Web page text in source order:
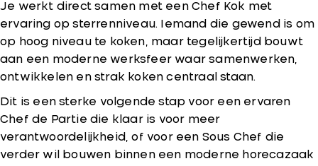
Je werkt direct samen met een Chef Kok met
ervaring op sterrenniveau. Iemand die gewend is om
op hoog niveau te koken, maar tegelijkertijd bouwt
aan een moderne werksfeer waar samenwerken,
ontwikkelen en strak koken centraal staan.
Dit is een sterke volgende stap voor een ervaren
Chef de Partie die klaar is voor meer
verantwoordelijkheid, of voor een Sous Chef die
verder wil bouwen binnen een moderne horecazaak